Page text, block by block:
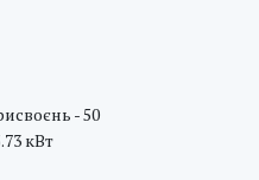
- 50
кВт